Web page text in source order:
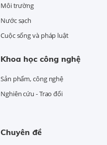
Môi trường
Nước sạch
Cuộc sống và pháp luật
Khoa học công nghệ
Sản phẩm, công nghệ
Nghiên cứu - Trao đổi
Chuyên đề